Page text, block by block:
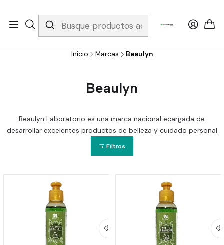
Whatsapp 3229079958/ Fijo 6019251796 / Envios a todo el país y
gratis apartir de 199.000!
Inicio Marcas Beaulyn
Beaulyn
Beaulyn Laboratorio es una marca nacional ecargada de
desarrollar excelentes productos de belleza y cuidado personal
Filtros